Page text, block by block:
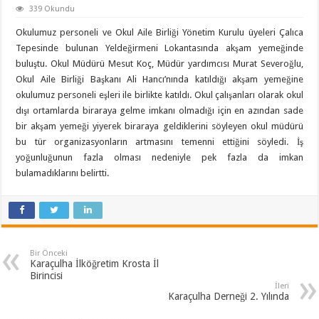
339 Okundu
Okulumuz personeli ve Okul Aile Birliği Yönetim Kurulu üyeleri Çalıca
Tepesinde bulunan Yeldeğirmeni Lokantasında akşam yemeğinde
buluştu. Okul Müdürü Mesut Koç, Müdür yardımcısı Murat Severoğlu,
Okul Aile Birliği Başkanı Ali Hancı’nında katıldığı akşam yemeğine
okulumuz personeli eşleri ile birlikte katıldı. Okul çalışanları olarak okul
dışı ortamlarda biraraya gelme imkanı olmadığı için en azından sade
bir akşam yemeği yiyerek biraraya geldiklerini söyleyen okul müdürü
bu tür organizasyonların artmasını temenni ettiğini söyledi. İş
yoğunluğunun fazla olması nedeniyle pek fazla da imkan
bulamadıklarını belirtti.
Bir Önceki
Karaçulha İlköğretim Krosta İl
Birincisi
İleri
Karaçulha Derneği 2. Yılında